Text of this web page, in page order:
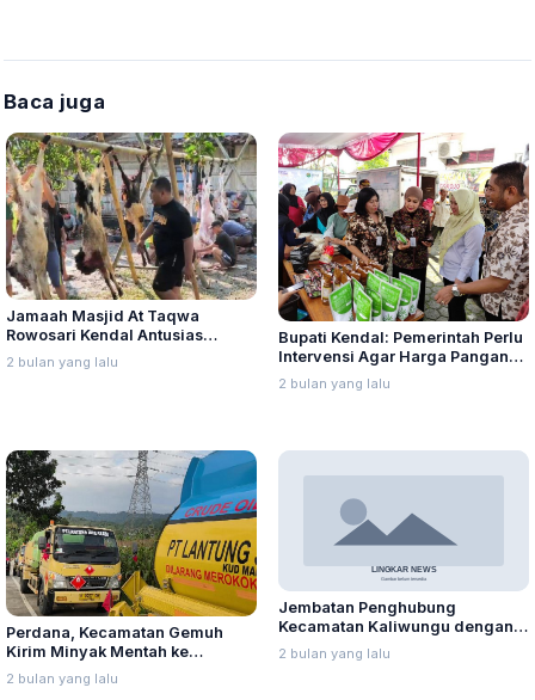
Baca juga
Jamaah Masjid At Taqwa
Rowosari Kendal Antusias
Berkurban, Sembelih 22 Sapi
dan 15 Ekor Kambing
2 bulan yang lalu
Bupati Kendal: Pemerintah Perlu
Intervensi Agar Harga Pangan
Tidak Memberatkan Masyarakat
2 bulan yang lalu
Perdana, Kecamatan Gemuh
Kirim Minyak Mentah ke
Pertamina Cepu
2 bulan yang lalu
Jembatan Penghubung
Kecamatan Kaliwungu dengan
Brangsong Putus dan Hanyut
Diterjang Banjir Sungai Waridin
2 bulan yang lalu